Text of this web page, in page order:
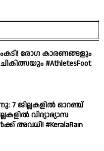
രോഗ കാരണങ്ങളും
#AthletesFoot
7 ജില്ലകളിൽ ഓറഞ്ച്
വിദ്യാഭ്യാസ
അവധി! #KeralaRain